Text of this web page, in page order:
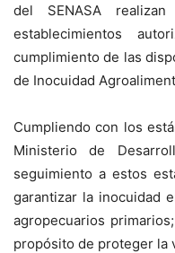
del SENASA
establecimientos
cumplimiento de las
de Inocuidad
Cumpliendo con los
Ministerio de
seguimiento a estos
garantizar la inocuidad
agropecuarios
propósito de proteger la